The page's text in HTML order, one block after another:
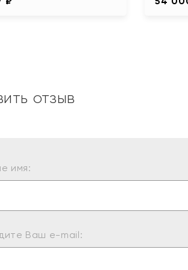
отзыв
имя:
Ваш e-mail: